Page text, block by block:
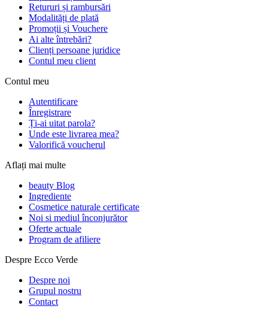
Retururi și rambursări
Modalități de plată
Promoții și Vouchere
Ai alte întrebări?
Clienți persoane juridice
Contul meu client
Contul meu
Autentificare
Înregistrare
Ți-ai uitat parola?
Unde este livrarea mea?
Valorifică voucherul
Aflați mai multe
beauty Blog
Ingrediente
Cosmetice naturale certificate
Noi si mediul înconjurător
Oferte actuale
Program de afiliere
Despre Ecco Verde
Despre noi
Grupul nostru
Contact